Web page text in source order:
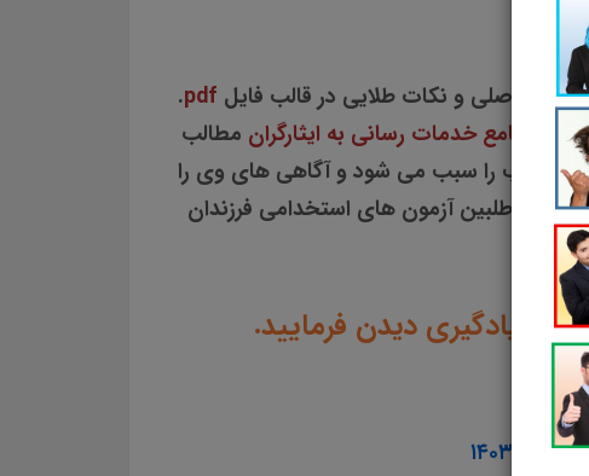
اصلی و نکات طلایی در قالب فایل pdf
.
قانون جامع خدمات رسانی به ایثارگران مطالب
داوطلب را سبب می شود و آگاهی های وی را
همه داوطلبین آزمون های استخدامی فرزندان
یادگیری دیدن فرمایید.
۱۴۰۳